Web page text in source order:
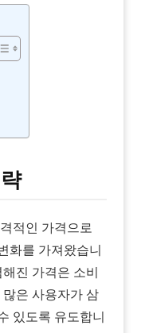
적인 가격으로
화를 가져왔습니
진 가격은 소비
은 사용자가 삼
있도록 유도합니